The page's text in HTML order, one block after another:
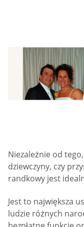
Niezależnie od
dziewczyny, czy
randkowy jest
Jest to największa
ludzie różnych